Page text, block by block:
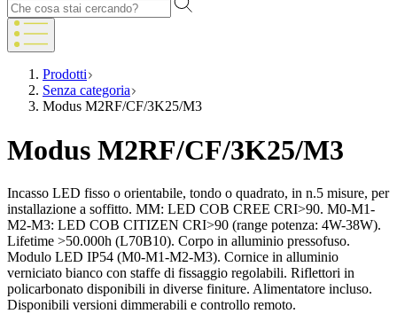
Prodotti
Senza categoria
Modus M2RF/CF/3K25/M3
Modus M2RF/CF/3K25/M3
Incasso LED fisso o orientabile, tondo o quadrato, in n.5 misure, per
installazione a soffitto. MM: LED COB CREE CRI>90. M0-M1-
M2-M3: LED COB CITIZEN CRI>90 (range potenza: 4W-38W).
Lifetime >50.000h (L70B10). Corpo in alluminio pressofuso.
Modulo LED IP54 (M0-M1-M2-M3). Cornice in alluminio
verniciato bianco con staffe di fissaggio regolabili. Riflettori in
policarbonato disponibili in diverse finiture. Alimentatore incluso.
Disponibili versioni dimmerabili e controllo remoto.